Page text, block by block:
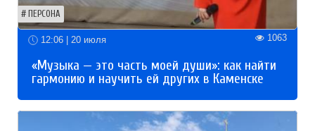
ПЕРСОНА
12:06 | 20 июля 1063
«Музыка — это часть моей души»: как найти
гармонию и научить ей других в Каменске